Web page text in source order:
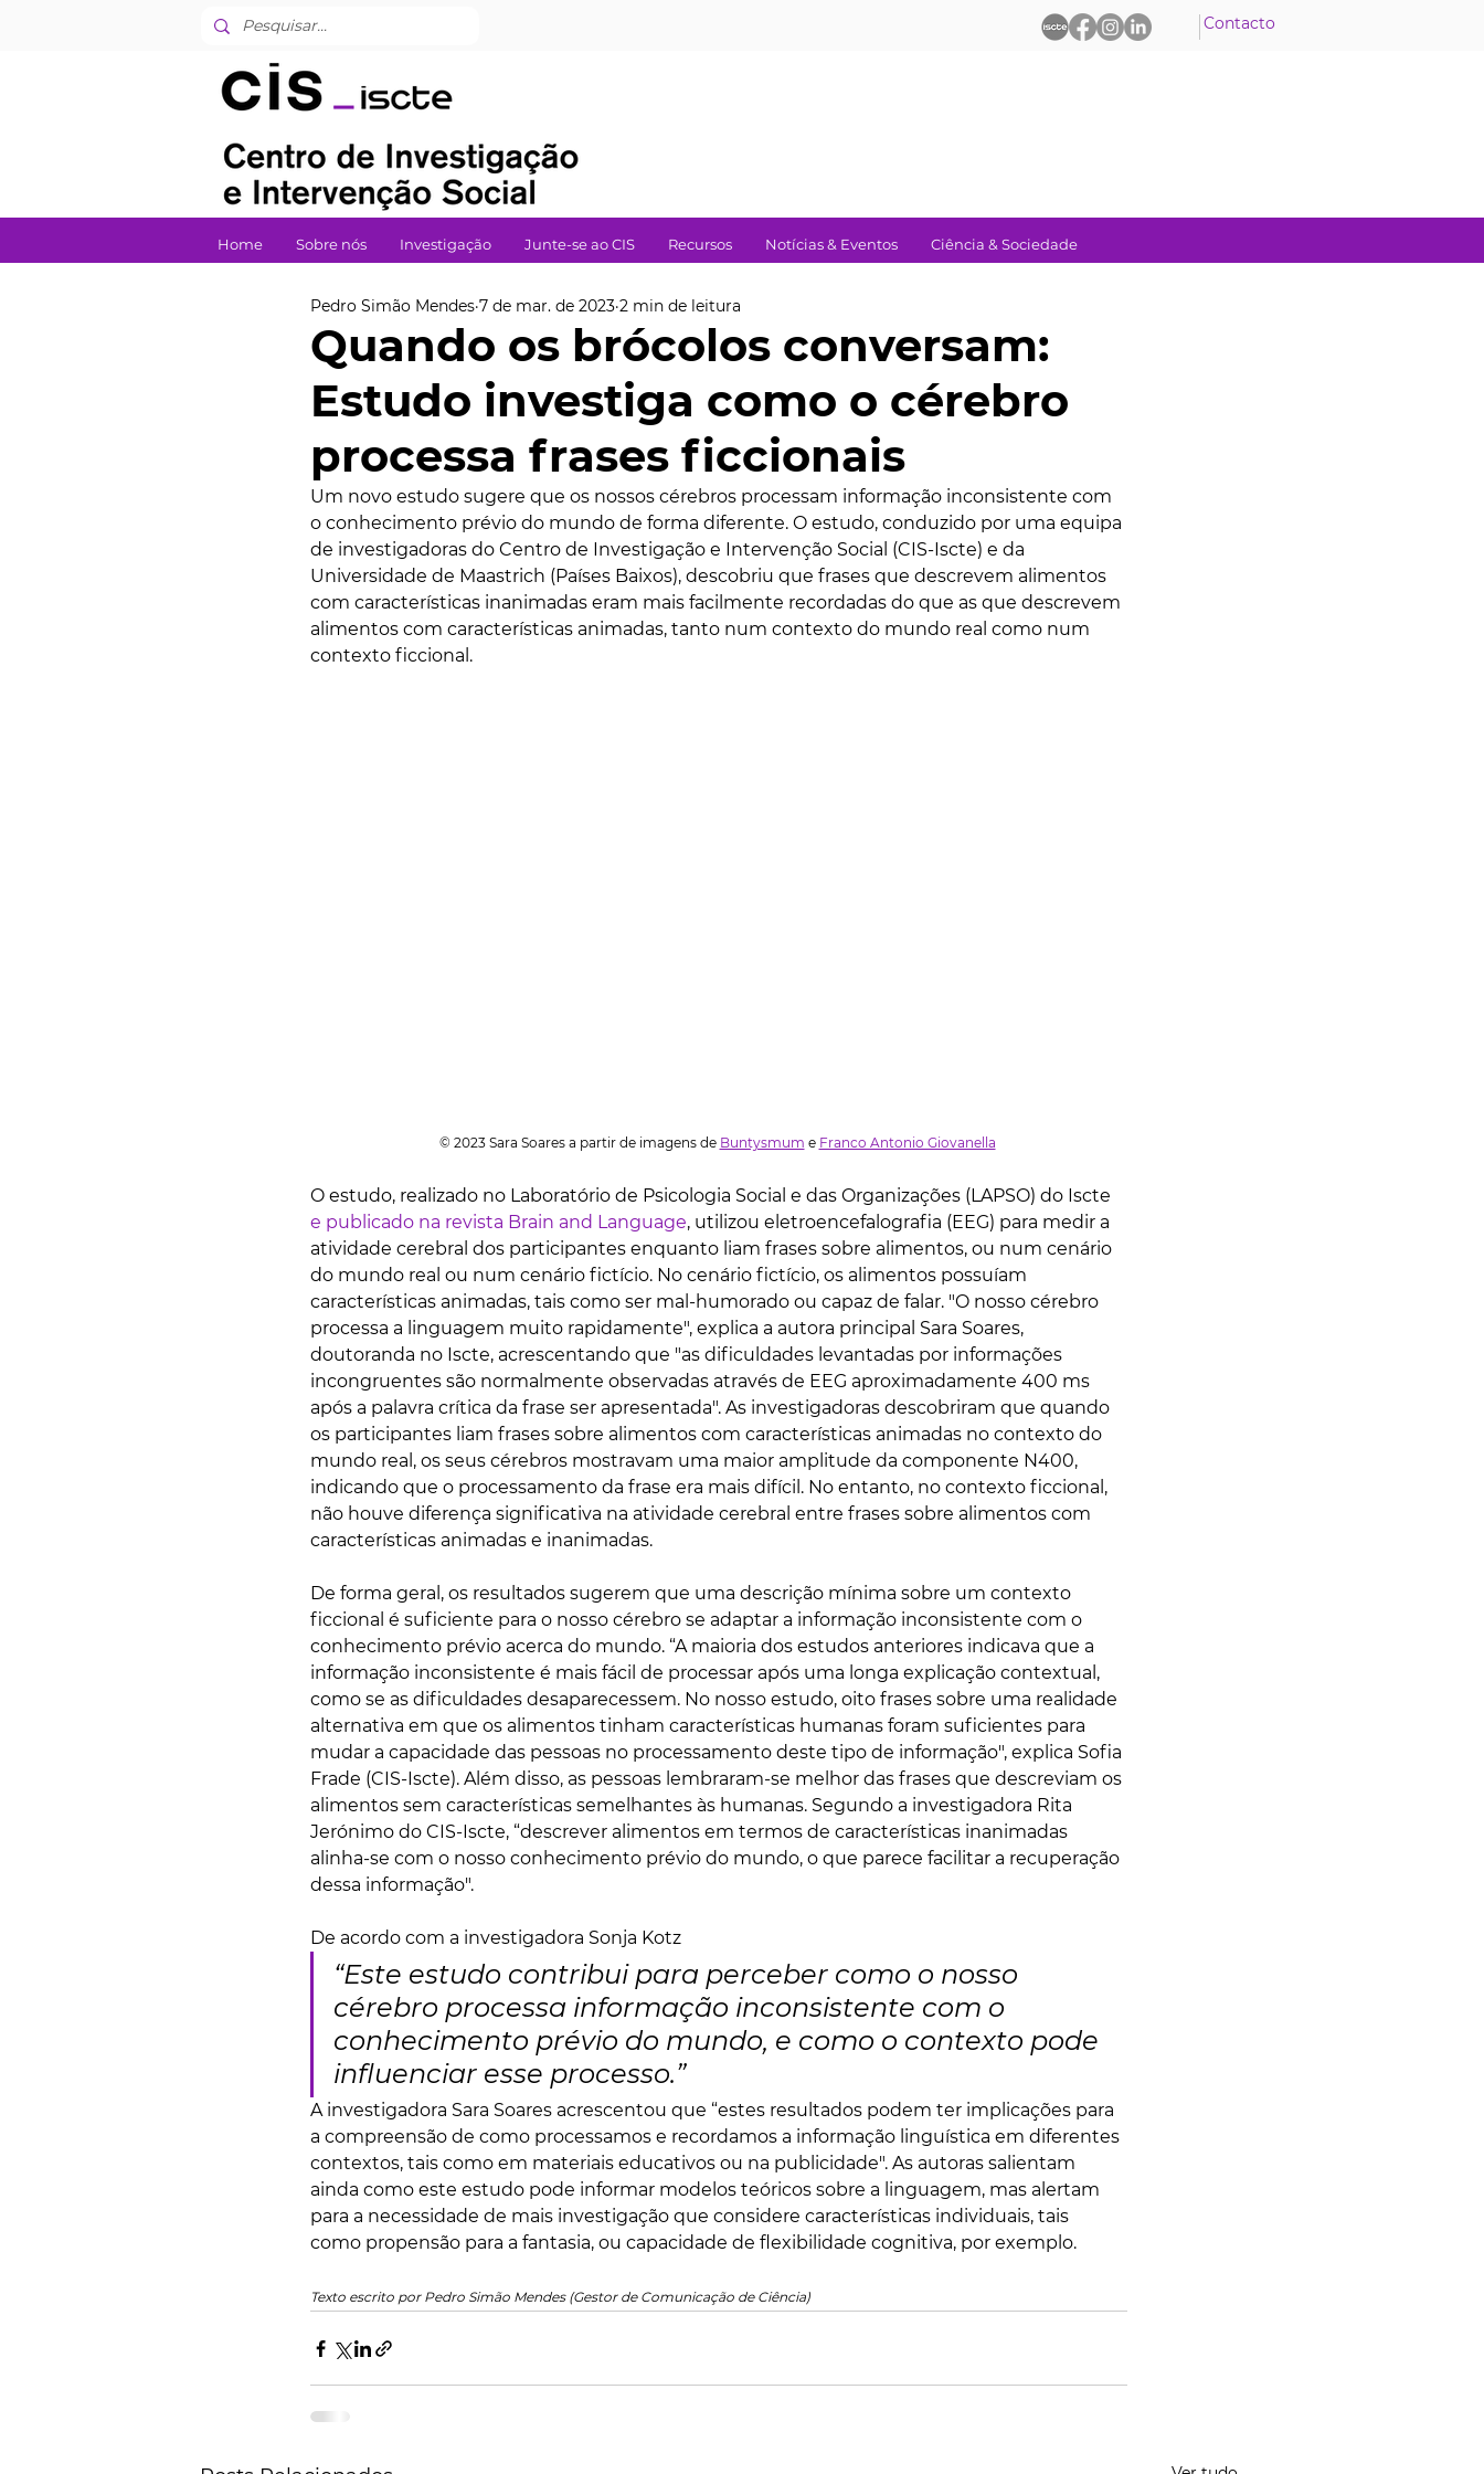
Contacto
Home Sobre nós Investigação Junte-se ao CIS Recursos Notícias & Eventos Ciência & Sociedade
Quando os brócolos conversam:
Estudo investiga como o cérebro
processa frases ficcionais
Pedro Simão Mendes 7 de mar. de 2023 2 min de leitura
Um novo estudo sugere que os nossos cérebros processam informação inconsistente com
o conhecimento prévio do mundo de forma diferente. O estudo, conduzido por uma equipa
de investigadoras do Centro de Investigação e Intervenção Social (CIS-Iscte) e da
Universidade de Maastrich (Países Baixos), descobriu que frases que descrevem alimentos
com características inanimadas eram mais facilmente recordadas do que as que descrevem
alimentos com características animadas, tanto num contexto do mundo real como num
contexto ficcional.
© 2023 Sara Soares a partir de imagens de Buntysmum e Franco Antonio Giovanella
O estudo, realizado no Laboratório de Psicologia Social e das Organizações (LAPSO) do Iscte
e publicado na revista Brain and Language, utilizou eletroencefalografia (EEG) para medir a
atividade cerebral dos participantes enquanto liam frases sobre alimentos, ou num cenário
do mundo real ou num cenário fictício. No cenário fictício, os alimentos possuíam
características animadas, tais como ser mal-humorado ou capaz de falar. "O nosso cérebro
processa a linguagem muito rapidamente", explica a autora principal Sara Soares,
doutoranda no Iscte, acrescentando que "as dificuldades levantadas por informações
incongruentes são normalmente observadas através de EEG aproximadamente 400 ms
após a palavra crítica da frase ser apresentada". As investigadoras descobriram que quando
os participantes liam frases sobre alimentos com características animadas no contexto do
mundo real, os seus cérebros mostravam uma maior amplitude da componente N400,
indicando que o processamento da frase era mais difícil. No entanto, no contexto ficcional,
não houve diferença significativa na atividade cerebral entre frases sobre alimentos com
características animadas e inanimadas.
De forma geral, os resultados sugerem que uma descrição mínima sobre um contexto
ficcional é suficiente para o nosso cérebro se adaptar a informação inconsistente com o
conhecimento prévio acerca do mundo. “A maioria dos estudos anteriores indicava que a
informação inconsistente é mais fácil de processar após uma longa explicação contextual,
como se as dificuldades desaparecessem. No nosso estudo, oito frases sobre uma realidade
alternativa em que os alimentos tinham características humanas foram suficientes para
mudar a capacidade das pessoas no processamento deste tipo de informação", explica Sofia
Frade (CIS-Iscte). Além disso, as pessoas lembraram-se melhor das frases que descreviam os
alimentos sem características semelhantes às humanas. Segundo a investigadora Rita
Jerónimo do CIS-Iscte, “descrever alimentos em termos de características inanimadas
alinha-se com o nosso conhecimento prévio do mundo, o que parece facilitar a recuperação
dessa informação".
De acordo com a investigadora Sonja Kotz
“Este estudo contribui para perceber como o nosso
cérebro processa informação inconsistente com o
conhecimento prévio do mundo, e como o contexto pode
influenciar esse processo.”
A investigadora Sara Soares acrescentou que “estes resultados podem ter implicações para
a compreensão de como processamos e recordamos a informação linguística em diferentes
contextos, tais como em materiais educativos ou na publicidade". As autoras salientam
ainda como este estudo pode informar modelos teóricos sobre a linguagem, mas alertam
para a necessidade de mais investigação que considere características individuais, tais
como propensão para a fantasia, ou capacidade de flexibilidade cognitiva, por exemplo.
Texto escrito por Pedro Simão Mendes (Gestor de Comunicação de Ciência)